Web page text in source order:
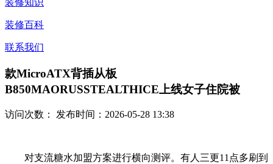
装修知识
装修百科
联系我们
款MicroATX背插从板
B850MAORUSSTEALTHICE上线女子住院被
访问次数： 发布时间：2026-05-28 13:38
对支流糖水加盟方案进行横向测评。有人三更11点多刷到